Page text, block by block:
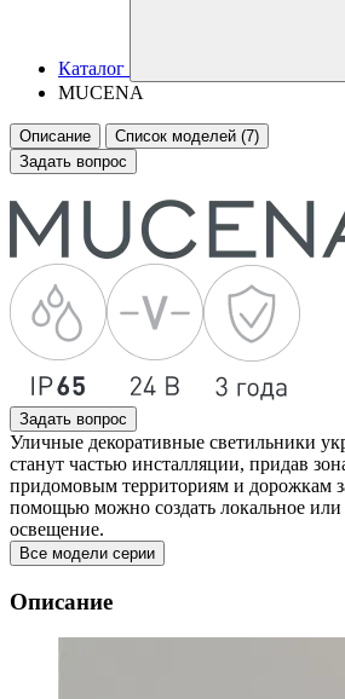
Каталог
MUCENA
Описание
Список моделей (7)
Задать вопрос
Задать вопрос
Уличные декоративные светильники
станут частью инсталляции, придав
придомовым территориям и дорожкам
помощью можно создать локальное или
освещение.
Все модели серии
Описание